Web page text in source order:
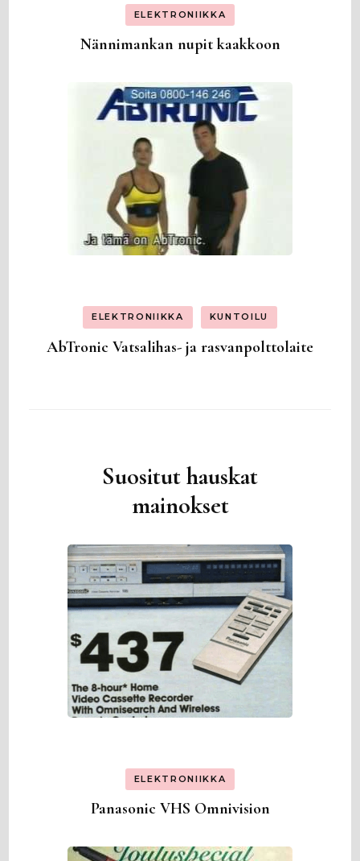
ELEKTRONIIKKA
Nännimankan nupit kaakkoon
ELEKTRONIIKKA KUNTOILU
AbTronic Vatsalihas- ja rasvanpolttolaite
Suositut hauskat
mainokset
ELEKTRONIIKKA
Panasonic VHS Omnivision